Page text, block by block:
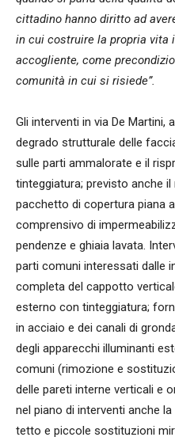
cittadino hanno diritto ad
in cui costruire la propria vita
accogliente, come
comunità in cui si risiede”.
Gli interventi in via De Martini,
degrado strutturale delle
sulle parti ammalorate e il
tinteggiatura; previsto anche il
pacchetto di copertura piana
comprensivo di
pendenze e ghiaia lavata.
parti comuni interessati dalle
completa del cappotto
esterno con tinteggiatura;
in acciaio e dei canali di
degli apparecchi illuminanti
comuni (rimozione e
delle pareti interne verticali e
nel piano di interventi anche
tetto e piccole sostituzioni